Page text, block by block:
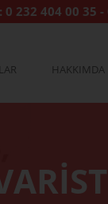
0 232 404 00 35 -
HAKKIMDA